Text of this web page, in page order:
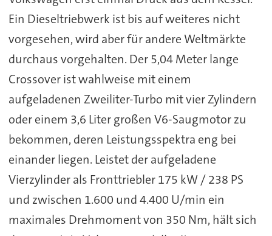
Ein Dieseltriebwerk ist bis auf weiteres nicht
vorgesehen, wird aber für andere Weltmärkte
durchaus vorgehalten. Der 5,04 Meter lange
Crossover ist wahlweise mit einem
aufgeladenen Zweiliter-Turbo mit vier Zylindern
oder einem 3,6 Liter großen V6-Saugmotor zu
bekommen, deren Leistungsspektra eng bei
einander liegen. Leistet der aufgeladene
Vierzylinder als Fronttriebler 175 kW / 238 PS
und zwischen 1.600 und 4.400 U/min ein
maximales Drehmoment von 350 Nm, hält sich